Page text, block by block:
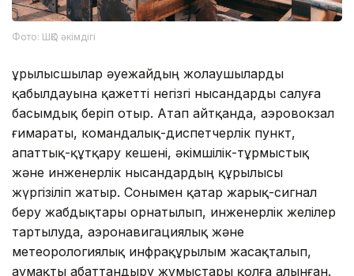
Фото: ШҚО әкімдігі
Құрылысшылар әуежайдың жолаушыларды
қабылдауына қажетті негізгі нысандарды салуға
басымдық беріп отыр. Атап айтқанда, аэровокзал
ғимараты, командалық-диспетчерлік пункт,
апаттық-құтқару кешені, әкімшілік-тұрмыстық
және инженерлік нысандардың құрылысы
жүргізіліп жатыр. Сонымен қатар жарық-сигнал
беру жабдықтары орнатылып, инженерлік желілер
тартылуда, аэронавигациялық және
метеорологиялық инфрақұрылым жасақталып,
аумақты абаттандыру жұмыстары қолға алынған.